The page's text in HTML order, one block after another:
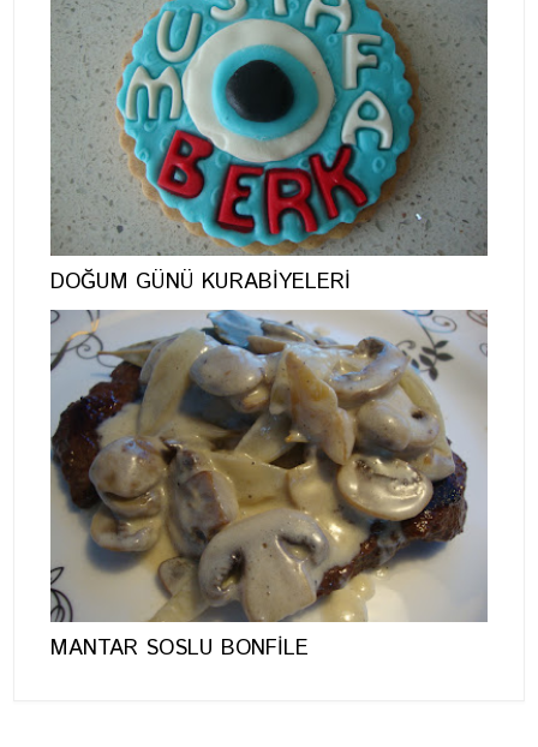
DOĞUM GÜNÜ KURABİYELERİ
MANTAR SOSLU BONFİLE